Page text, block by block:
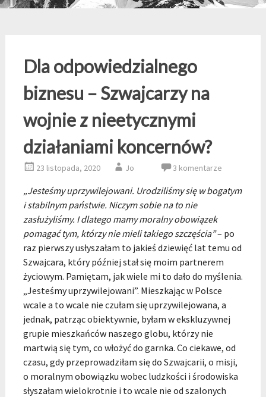
Dla odpowiedzialnego
biznesu – Szwajcarzy na
wojnie z nieetycznymi
działaniami koncernów?
23 listopada, 2020 Jo 3 komentarze
„Jesteśmy uprzywilejowani. Urodziliśmy się w bogatym
i stabilnym państwie. Niczym sobie na to nie
zasłużyliśmy. I dlatego mamy moralny obowiązek
pomagać tym, którzy nie mieli takiego szczęścia”– po
raz pierwszy usłyszałam to jakieś dziewięć lat temu od
Szwajcara, który później stał się moim partnerem
życiowym. Pamiętam, jak wiele mi to dało do myślenia.
„Jesteśmy uprzywilejowani”. Mieszkając w Polsce
wcale a to wcale nie czułam się uprzywilejowana, a
jednak, patrząc obiektywnie, byłam w ekskluzywnej
grupie mieszkańców naszego globu, którzy nie
martwią się tym, co włożyć do garnka. Co ciekawe, od
czasu, gdy przeprowadziłam się do Szwajcarii, o misji,
o moralnym obowiązku wobec ludzkości i środowiska
słyszałam wielokrotnie i to wcale nie od szalonych